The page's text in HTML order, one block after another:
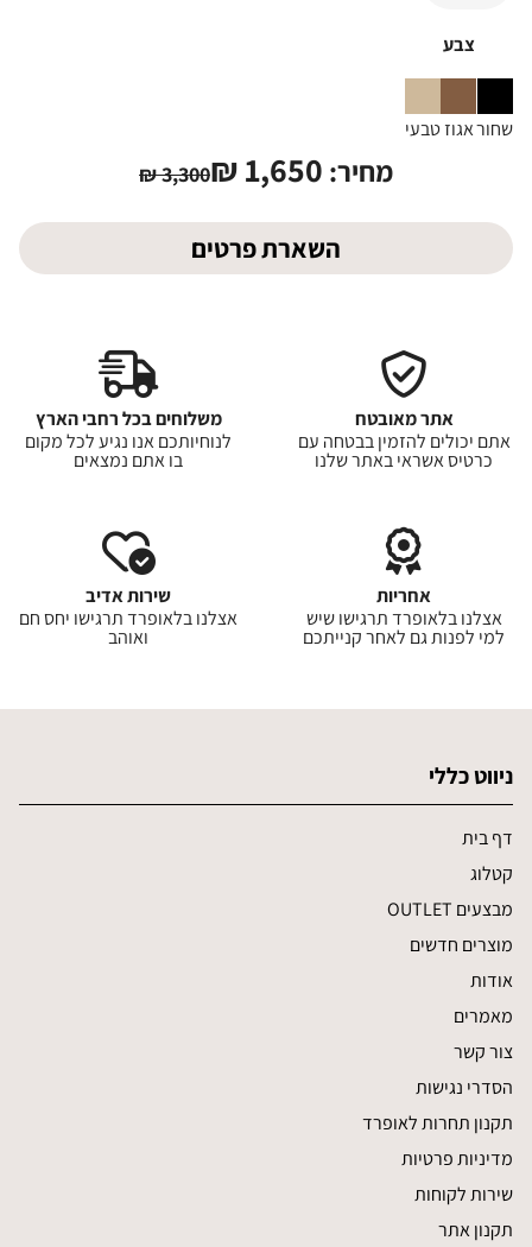
צבע
שחוראגוזטבעי
מחיר: 1,650
₪
3,300
₪
השארת פרטים
אתר מאובטח
אתם יכולים להזמין בבטחה עם
כרטיס אשראי באתר שלנו
משלוחים בכל רחבי הארץ
לנוחיותכם אנו נגיע לכל מקום
בו אתם נמצאים
אחריות
אצלנו בלאופרד תרגישו שיש
למי לפנות גם לאחר קנייתכם
שירות אדיב
אצלנו בלאופרד תרגישו יחס חם
ואוהב
ניווט כללי
דף בית
קטלוג
מבצעים OUTLET
מוצרים חדשים
אודות
מאמרים
צור קשר
הסדרי נגישות
תקנון תחרות לאופרד
מדיניות פרטיות
שירות לקוחות
תקנון אתר